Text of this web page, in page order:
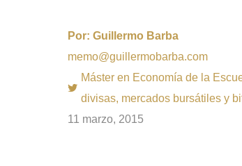
Por: Guillermo Barba
memo@guillermobarba.com
Máster en Economía de la
divisas, mercados bursátiles y
11 marzo, 2015